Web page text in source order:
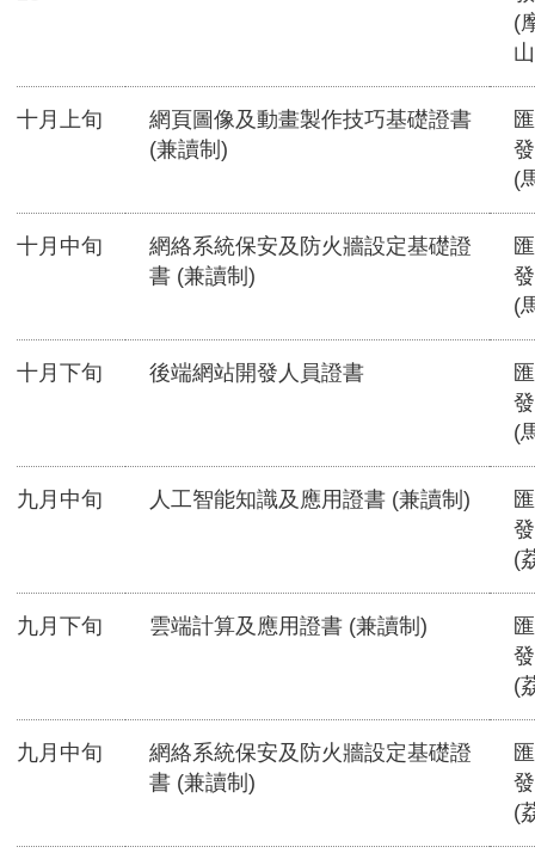
(
十月上旬
網頁圖像及動畫製作技巧基礎證書
(兼讀制)
(
十月中旬
網絡系統保安及防火牆設定基礎證
書 (兼讀制)
(
十月下旬 後端網站開發人員證書
(
九月中旬 人工智能知識及應用證書 (兼讀制)
(
九月下旬 雲端計算及應用證書 (兼讀制)
(
九月中旬
網絡系統保安及防火牆設定基礎證
書 (兼讀制)
(